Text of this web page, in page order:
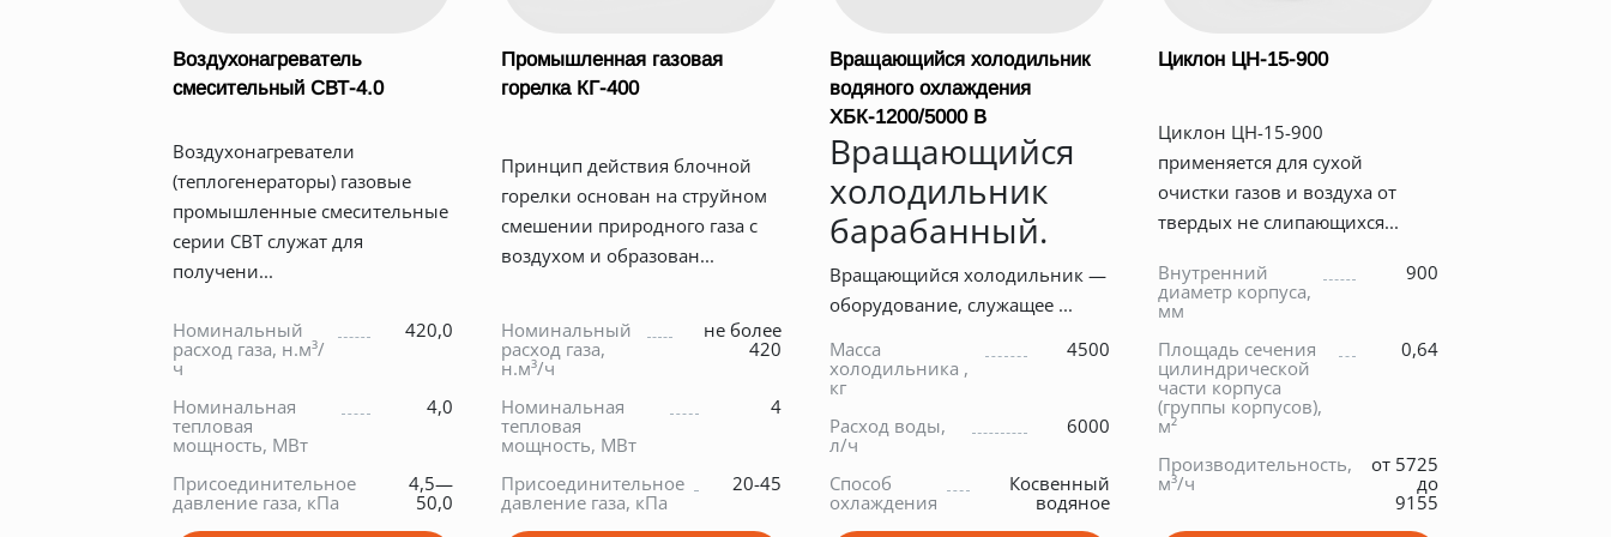
Воздухонагреватель
смесительный СВТ-4.0
Воздухонагреватели
(теплогенераторы) газовые
промышленные смесительные
серии СВТ служат для
получени...
Номинальный
расход газа, н.м³/
ч
420,0
Номинальная
тепловая
мощность, МВт
4,0
Присоединительное
давление газа, кПа
4,5—
50,0
Промышленная газовая
горелка КГ-400
Принцип действия блочной
горелки основан на струйном
смешении природного газа с
воздухом и образован...
Номинальный
расход газа,
н.м³/ч
не более
420
Номинальная
тепловая
мощность, МВт
4
Присоединительное
давление газа, кПа
20-45
Вращающийся холодильник
водяного охлаждения
ХБК-1200/5000 В
Вращающийся
холодильник
барабанный.
Вращающийся холодильник —
оборудование, служащее ...
Масса
холодильника ,
кг
4500
Расход воды,
л/ч
6000
Способ
охлаждения
Косвенный
водяное
Циклон ЦН-15-900
Циклон ЦН-15-900
применяется для сухой
очистки газов и воздуха от
твердых не слипающихся...
Внутренний
диаметр корпуса,
мм
900
Площадь сечения
цилиндрической
части корпуса
(группы корпусов),
м²
0,64
Производительность,
м³/ч
от 5725
до
9155